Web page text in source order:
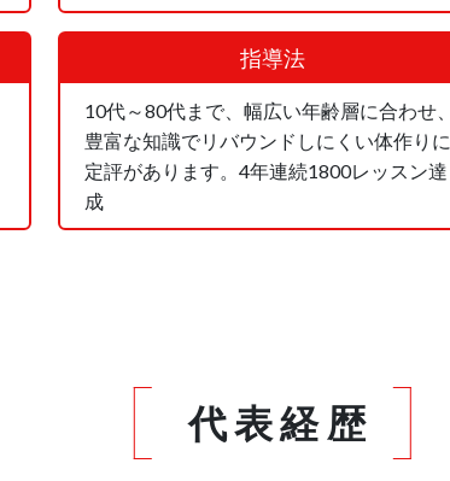
指導法
10代～80代まで、幅広い年齢層に合わせ、
豊富な知識でリバウンドしにくい体作りに
定評があります。4年連続1800レッスン達
成
代表経歴